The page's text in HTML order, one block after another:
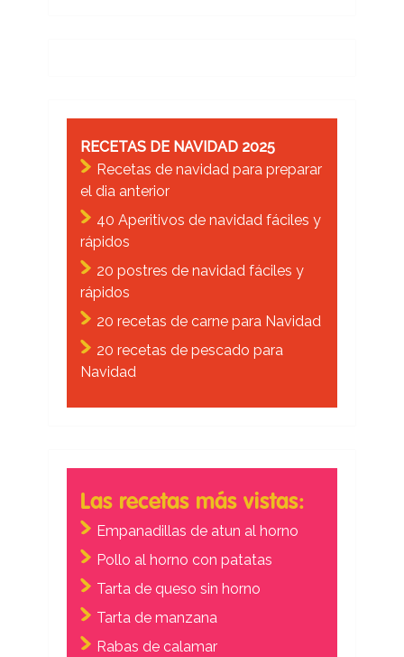
RECETAS DE NAVIDAD 2025
Recetas de navidad para preparar
el dia anterior
40 Aperitivos de navidad fáciles y
rápidos
20 postres de navidad fáciles y
rápidos
20 recetas de carne para Navidad
20 recetas de pescado para
Navidad
Las recetas más vistas:
Empanadillas de atun al horno
Pollo al horno con patatas
Tarta de queso sin horno
Tarta de manzana
Rabas de calamar